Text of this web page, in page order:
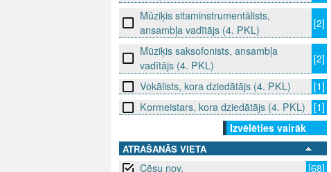
Mūziķis sitaminstrumentālists,
ansambļa vadītājs (4. PKL)
[2]
Mūziķis saksofonists, ansambļa
vadītājs (4. PKL)
[2]
Vokālists, kora dziedātājs (4. PKL)
[1]
Kormeistars, kora dziedātājs (4. PKL)
[1]
Izvēlēties vairāk
ATRAŠANĀS VIETA
Cēsu nov.
[68]